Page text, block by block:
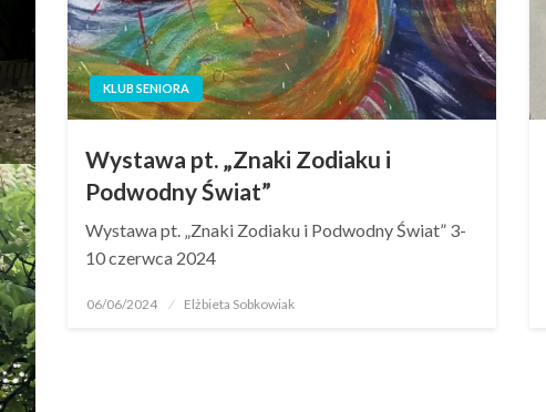
KLUB SENIORA
Wystawa pt. „Znaki Zodiaku i
Podwodny Świat”
Wystawa pt. „Znaki Zodiaku i Podwodny Świat” 3-
10 czerwca 2024
06/06/2024 Elżbieta Sobkowiak